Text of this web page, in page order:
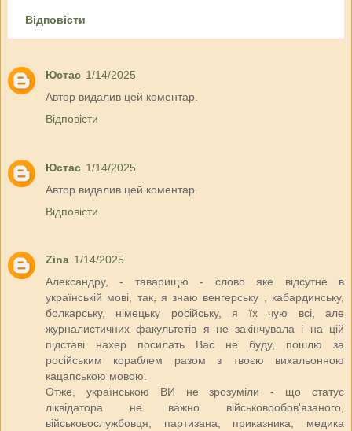
Відповісти
Юстас 1/14/2025
Автор видалив цей коментар.
Відповісти
Юстас 1/14/2025
Автор видалив цей коментар.
Відповісти
Zina 1/14/2025
Александру, - таварищю - слово яке відсутне в
українській мові, так, я знаю венгерську , кабардинську,
болкарську, німецьку російську, я їх чую всі, але
журналистичних факультетів я не закінчувала і на цій
підставі нахер посилать Вас не буду, пошлю за
російським кораблем разом з твоєю вихальонною
кацапською мовою.
Отже, українською ВИ не зрозуміли - що статус
ліквідатора не важно військовообов'язаного,
військовослужбовця, партизана, приказника, медика